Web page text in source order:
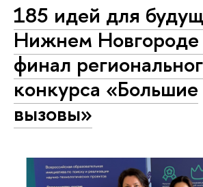
185 идей для
Нижнем
финал
конкурса «Большие
вызовы»